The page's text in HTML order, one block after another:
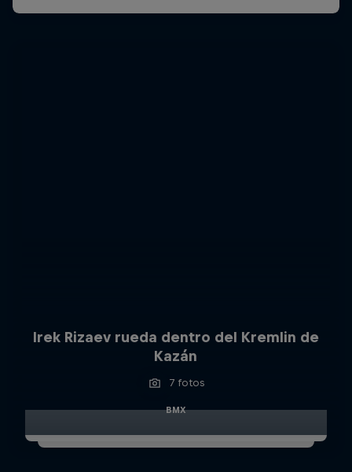
Irek Rizaev rueda dentro del Kremlin de
Kazán
7 fotos
BMX